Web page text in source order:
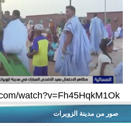
watch?v=Fh45HqkM1Ok
صور من مدينة الزويرات